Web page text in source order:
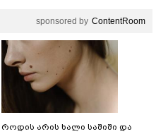
sponsored by ContentRoom
როდის არის ხალი საშიში და